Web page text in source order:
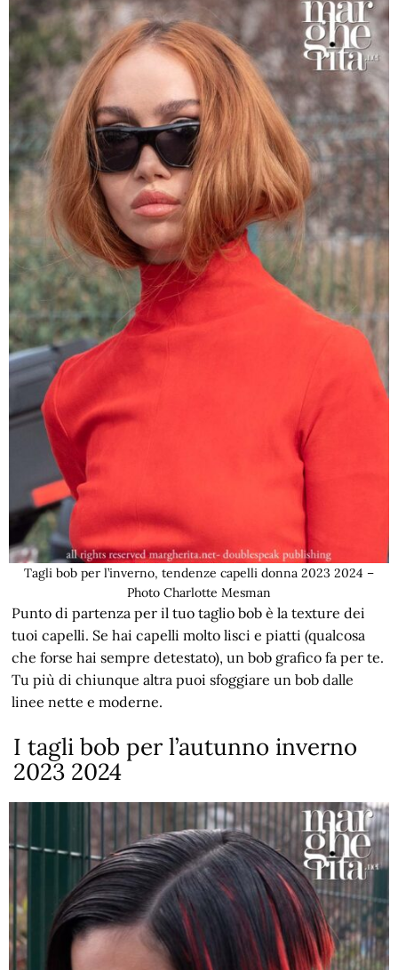
Tagli bob per l’inverno, tendenze capelli donna 2023 2024 –
Photo Charlotte Mesman
Punto di partenza per il tuo taglio bob è la texture dei
tuoi capelli. Se hai capelli molto lisci e piatti (qualcosa
che forse hai sempre detestato), un bob grafico fa per te.
Tu più di chiunque altra puoi sfoggiare un bob dalle
linee nette e moderne.
I tagli bob per l’autunno inverno
2023 2024